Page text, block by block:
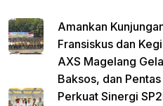
Amankan
Fransiskus dan
International
(ISF) 2024 TNI-
Pasukan Gabungan
AXS Magelang
Baksos, dan
Cikarang Selatan
Perkuat Sinergi